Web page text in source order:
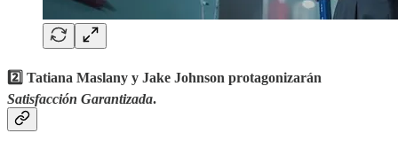
2️⃣ Tatiana Maslany y Jake Johnson protagonizarán
Satisfacción Garantizada.